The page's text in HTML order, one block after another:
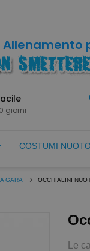
Allenamento
giorni
COSTUMI NUOTO
GARA OCCHIALINI
Le